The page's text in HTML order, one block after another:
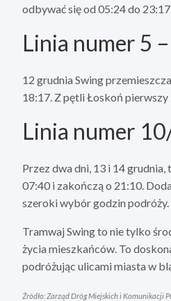
odbywać się od 05:24 do
Linia numer 5
12 grudnia Swing
18:17. Z pętli Łoskoń
Linia numer
Przez dwa dni, 13 i 14
07:40 i zakończą o 21:10.
szeroki wybór godzin podróży.
Tramwaj Swing to nie tylko
życia mieszkańców. To
podróżując ulicami miasta w
Źródło: Zarząd Dróg Miejskich i Komunikacji